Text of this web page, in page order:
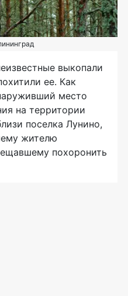
выкопали
ее. Как
место
на территории
поселка Лунино,
жителю
похоронить